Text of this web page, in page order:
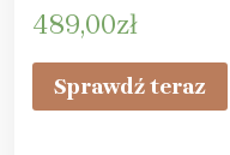
489,00zł
Sprawdź teraz